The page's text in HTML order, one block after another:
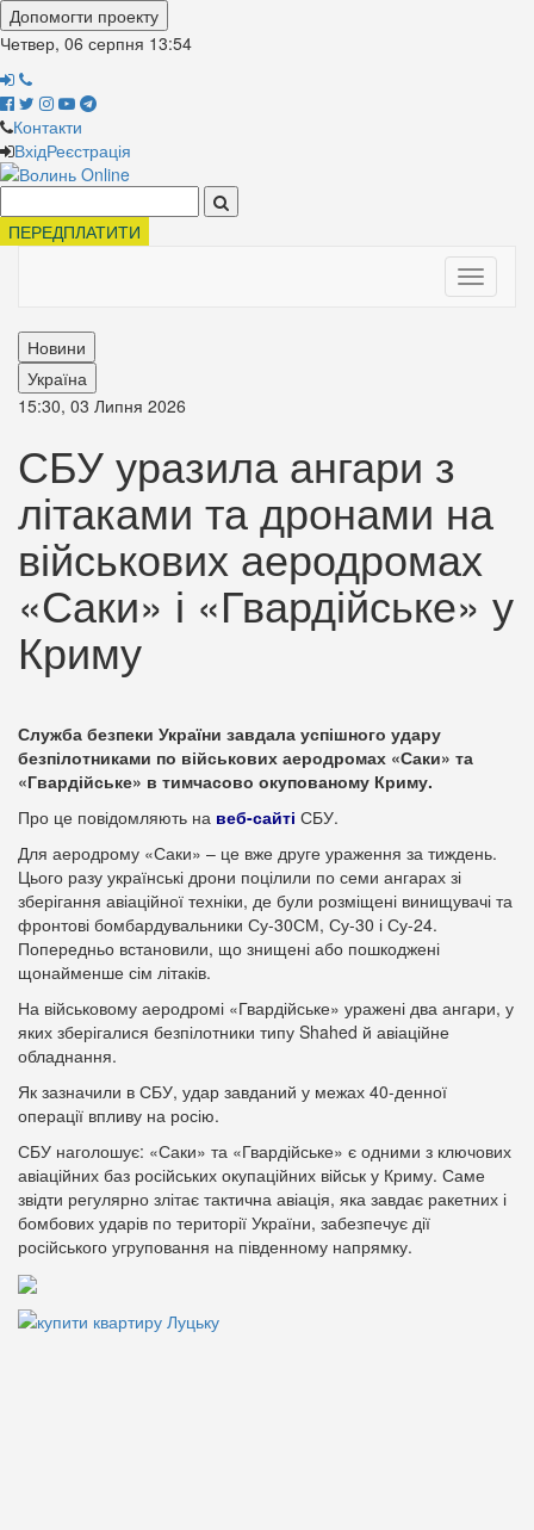
Допомогти проекту
Четвер, 06 серпня 13:54
Контакти
ВхідРеєстрація
ПЕРЕДПЛАТИТИ
Toggle
Новини
Україна
15:30, 03 Липня 2026
СБУ уразила ангари з
літаками та дронами на
військових аеродромах
«Саки» і «Гвардійське» у
Криму
Служба безпеки України завдала успішного удару
безпілотниками по військових аеродромах «Саки» та
«Гвардійське» в тимчасово окупованому Криму.
Про це повідомляють на веб-сайті СБУ.
Для аеродрому «Саки» – це вже друге ураження за тиждень.
Цього разу українські дрони поцілили по семи ангарах зі
зберігання авіаційної техніки, де були розміщені винищувачі та
фронтові бомбардувальники Су-30СМ, Су-30 і Су-24.
Попередньо встановили, що знищені або пошкоджені
щонайменше сім літаків.
На військовому аеродромі «Гвардійське» уражені два ангари, у
яких зберігалися безпілотники типу Shahed й авіаційне
обладнання.
Як зазначили в СБУ, удар завданий у межах 40-денної
операції впливу на росію.
СБУ наголошує: «Саки» та «Гвардійське» є одними з ключових
авіаційних баз російських окупаційних військ у Криму. Саме
звідти регулярно злітає тактична авіація, яка завдає ракетних і
бомбових ударів по території України, забезпечує дії
російського угруповання на південному напрямку.